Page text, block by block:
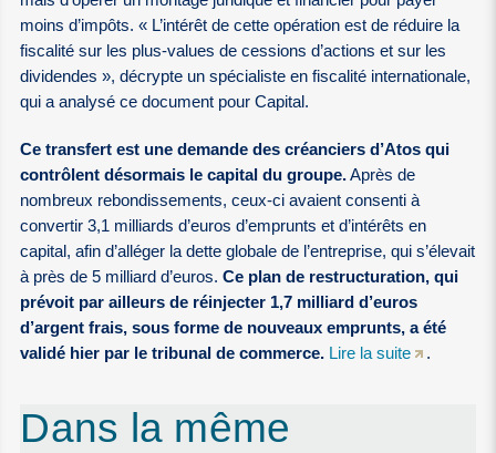
moins d’impôts. « L’intérêt de cette opération est de réduire la
fiscalité sur les plus-values de cessions d’actions et sur les
dividendes », décrypte un spécialiste en fiscalité internationale,
qui a analysé ce document pour Capital.
Ce transfert est une demande des créanciers d’Atos qui
contrôlent désormais le capital du groupe.Après de
nombreux rebondissements, ceux-ci avaient consenti à
convertir 3,1 milliards d’euros d’emprunts et d’intérêts en
capital, afin d’alléger la dette globale de l’entreprise, qui s’élevait
à près de 5 milliard d’euros.Ce plan de restructuration, qui
prévoit par ailleurs de réinjecter 1,7 milliard d’euros
d’argent frais, sous forme de nouveaux emprunts, a été
validé hier par le tribunal de commerce. Lire la suite .
Dans la même